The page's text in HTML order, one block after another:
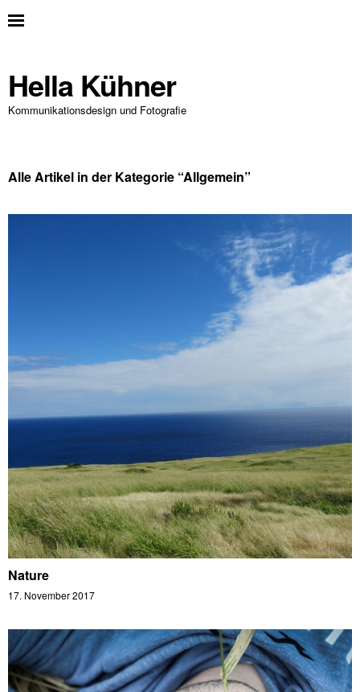
Hella Kühner
Kommunikationsdesign und Fotografie
Alle Artikel in der Kategorie “Allgemein”
Nature
17. November 2017